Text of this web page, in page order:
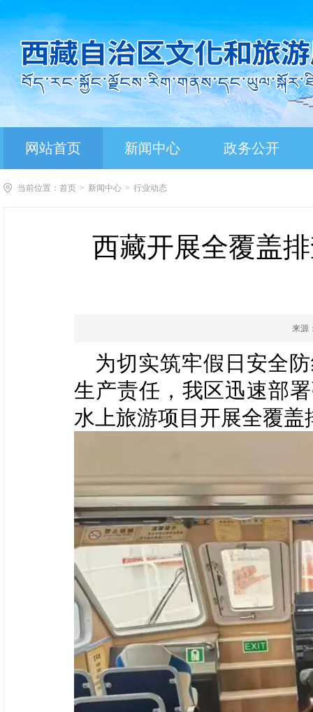
网站首页 新闻中心 政务公开
当前位置： 首页 > 新闻中心 > 行业动态
西藏开展全覆盖
来源
为切实筑牢假日安全
生产责任，我区迅速部
水上旅游项目开展全覆盖